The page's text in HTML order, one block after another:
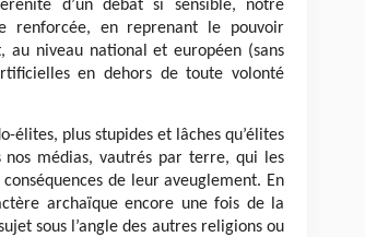
d’un débat si sensible, notre
renforcée, en reprenant le pouvoir
au niveau national et européen (sans
en dehors de toute volonté
élites, plus stupides et lâches qu’élites
nos médias, vautrés par terre, qui les
de leur aveuglement. En
archaïque encore une fois de la
sous l’angle des autres religions ou